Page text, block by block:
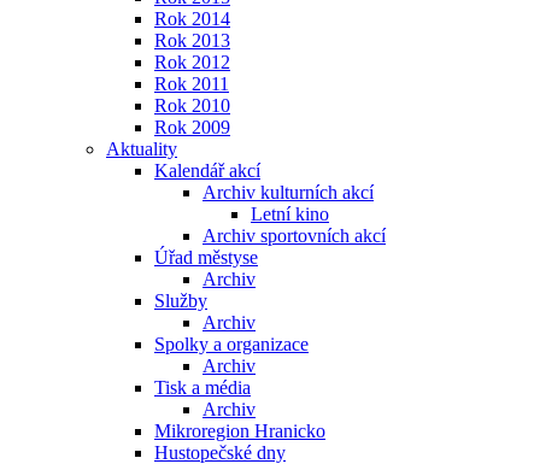
Rok 2014
Rok 2013
Rok 2012
Rok 2011
Rok 2010
Rok 2009
Aktuality
Kalendář akcí
Archiv kulturních akcí
Letní kino
Archiv sportovních akcí
Úřad městyse
Archiv
Služby
Archiv
Spolky a organizace
Archiv
Tisk a média
Archiv
Mikroregion Hranicko
Hustopečské dny